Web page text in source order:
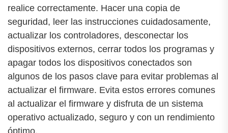
realice correctamente. Hacer una copia de
seguridad, leer las instrucciones cuidadosamente,
actualizar los controladores, desconectar los
dispositivos externos, cerrar todos los programas y
apagar todos los dispositivos conectados son
algunos de los pasos clave para evitar problemas al
actualizar el firmware. Evita estos errores comunes
al actualizar el firmware y disfruta de un sistema
operativo actualizado, seguro y con un rendimiento
óptimo.